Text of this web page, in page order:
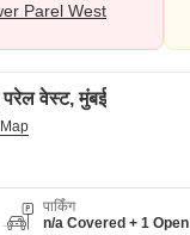
Parel West
परेल वेस्ट, मुंबई
पार्किंग
n/a Covered + 1 Open